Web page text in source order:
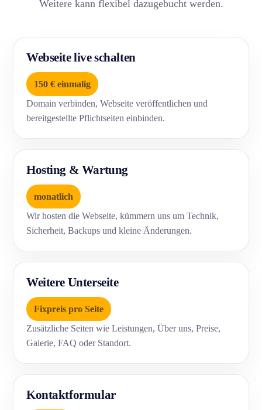
Weitere kann flexibel dazugebucht werden.
Webseite live schalten
150 € einmalig
Domain verbinden, Webseite veröffentlichen und
bereitgestellte Pflichtseiten einbinden.
Hosting & Wartung
monatlich
Wir hosten die Webseite, kümmern uns um Technik,
Sicherheit, Backups und kleine Änderungen.
Weitere Unterseite
Fixpreis pro Seite
Zusätzliche Seiten wie Leistungen, Über uns, Preise,
Galerie, FAQ oder Standort.
Kontaktformular